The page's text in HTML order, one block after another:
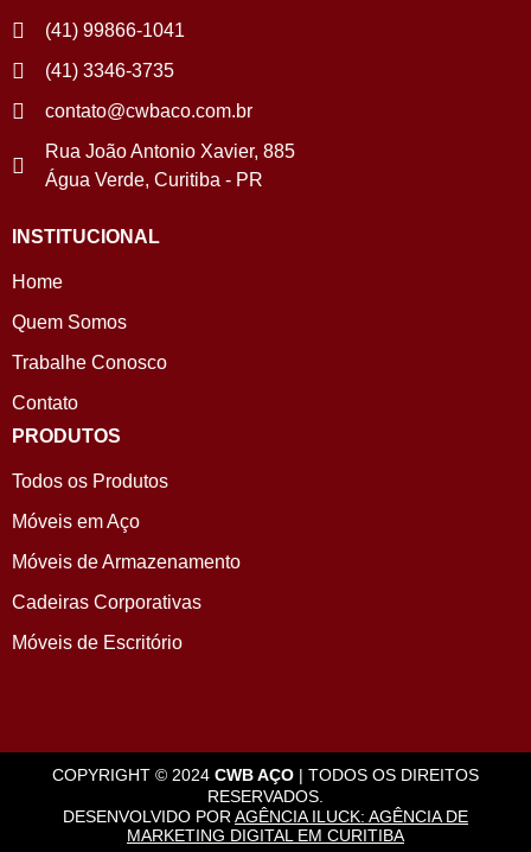
(41) 99866-1041
(41) 3346-3735
contato@cwbaco.com.br
Rua João Antonio Xavier, 885
Água Verde, Curitiba - PR
INSTITUCIONAL
Home
Quem Somos
Trabalhe Conosco
Contato
PRODUTOS
Todos os Produtos
Móveis em Aço
Móveis de Armazenamento
Cadeiras Corporativas
Móveis de Escritório
COPYRIGHT © 2024 CWB AÇO | TODOS OS DIREITOS
RESERVADOS.
DESENVOLVIDO POR AGÊNCIA ILUCK: AGÊNCIA DE
MARKETING DIGITAL EM CURITIBA